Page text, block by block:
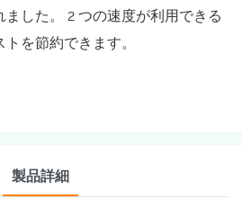
した。 2 つの速度が利用できる
を節約できます。
製品詳細